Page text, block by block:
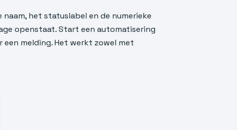
het statuslabel en de numerieke
openstaat. Start een automatisering
een melding. Het werkt zowel met